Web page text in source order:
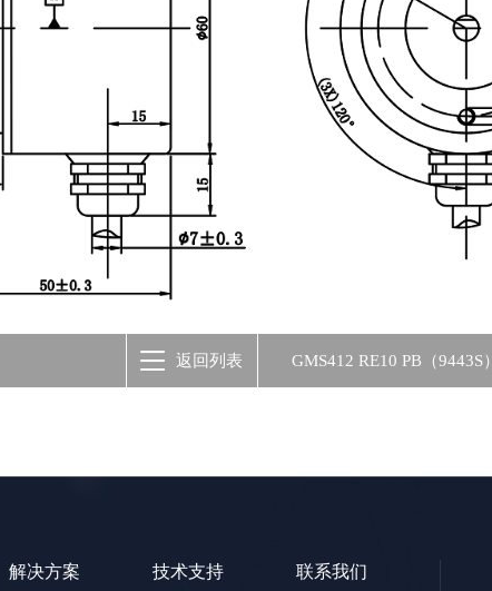
返回列表 GMS412 RE10 PB（9443S）
解决方案 技术支持 联系我们